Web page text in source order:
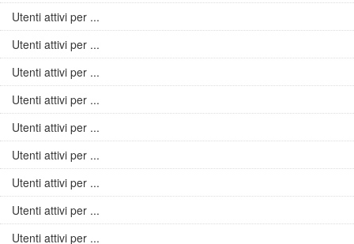
Utenti attivi per ...
Utenti attivi per ...
Utenti attivi per ...
Utenti attivi per ...
Utenti attivi per ...
Utenti attivi per ...
Utenti attivi per ...
Utenti attivi per ...
Utenti attivi per ...